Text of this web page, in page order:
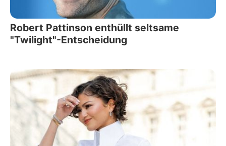
Robert Pattinson enthüllt seltsame
"Twilight"-Entscheidung